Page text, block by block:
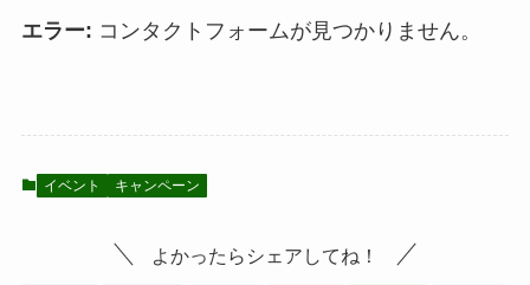
エラー: コンタクトフォームが見つかりません。
イベント キャンペーン
よかったらシェアしてね！